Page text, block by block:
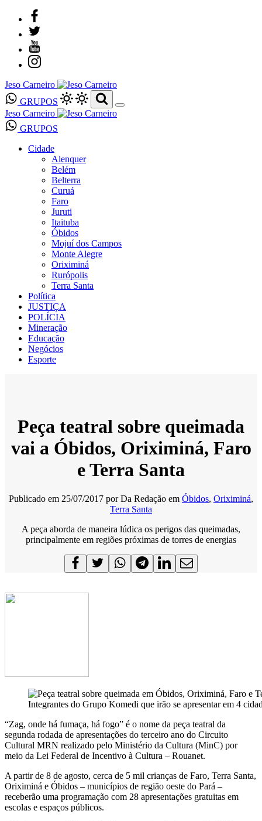
Jeso Carneiro
GRUPOS
Jeso Carneiro
GRUPOS
Cidade
Alenquer
Belém
Belterra
Curuá
Faro
Juruti
Itaituba
Óbidos
Mojuí dos Campos
Monte Alegre
Oriximiná
Rurópolis
Terra Santa
Política
JUSTIÇA
POLÍCIA
Mineração
Educação
Negócios
Esporte
Peça teatral sobre queimada
vai a Óbidos, Oriximiná, Faro
e Terra Santa
Publicado em 25/07/2017 porDa Redação em Óbidos, Oriximiná,
Terra Santa
A peça aborda de maneira lúdica os perigos das queimadas,
principalmente em regiões próximas de torres de energias
Integrantes do Grupo Komedi que irão se apresentar em 4
“Zag, onde há fumaça, há fogo” é o nome da peça teatral da
segunda rodada de apresentações do terceiro ano do Circuito
Cultural MRN realizado pelo Ministério da Cultura (MinC) por
meio da Lei Federal de Incentivo à Cultura – Rouanet.
A partir de 8 de agosto, cerca de 5 mil crianças de Faro, Terra Santa,
Oriximiná e Óbidos – municípios de região oeste do Pará –
receberão uma programação com 28 apresentações gratuitas em
escolas e espaços públicos.